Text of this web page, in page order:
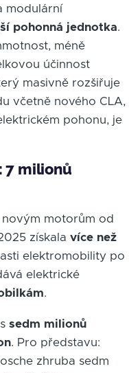
modulární
pohonná jednotka.
méně
účinnost
masivně rozšiřuje
včetně nového CLA,
pohonu, je
7 milionů
novým motorům od
získala více než
elektromobility po
elektrické
.
sedm milionů
. Pro představu:
zhruba sedm